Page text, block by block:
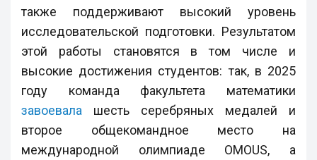
также поддерживают высокий уровень
исследовательской подготовки. Результатом
этой работы становятся в том числе и
высокие достижения студентов: так, в 2025
году команда факультета математики
завоевала шесть серебряных медалей и
второе общекомандное место на
международной олимпиаде OMOUS, а